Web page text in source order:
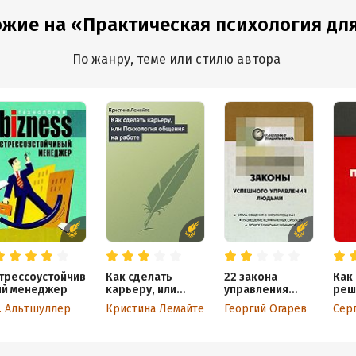
на «Практическая психология
По жанру, теме или стилю автора
менеджер
Альтшуллер
Как сделать
карьеру, или
Психология
общения на
Кристина Лемайте
22 закона
управления
людьми
Георгий Огарёв
Как